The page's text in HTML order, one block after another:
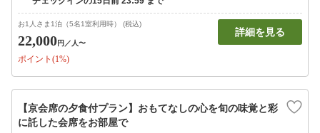
お1人さま1泊（5名1室利用時） (税込)
22,000円 ／人〜
ポイント(1%)
詳細を見る
【京会席の夕食付プラン】おもてなしの心を旬の味覚と彩
に託した会席をお部屋で